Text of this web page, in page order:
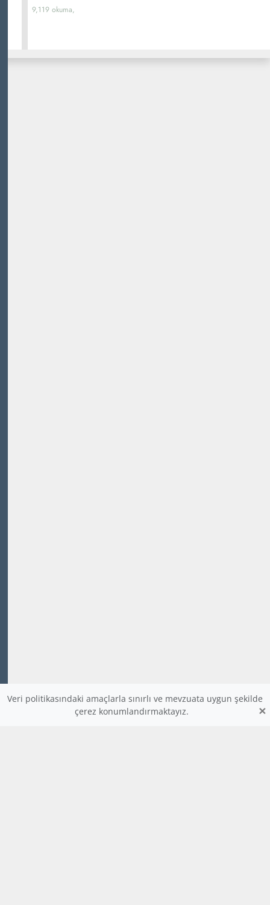
9,119 okuma,
Veri politikasındaki amaçlarla sınırlı ve mevzuata uygun şekilde
çerez konumlandırmaktayız.
×